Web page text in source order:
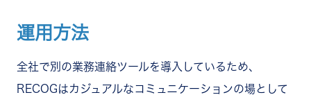
運用方法
全社で別の業務連絡ツールを導入しているため、
RECOGはカジュアルなコミュニケーションの場として